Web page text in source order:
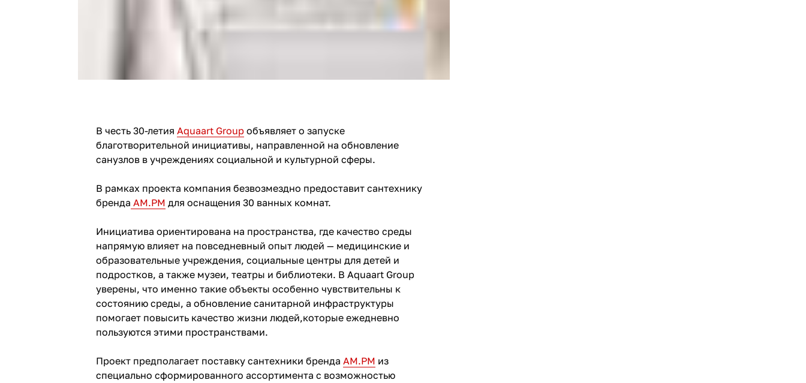
В честь 30-летия Aquaart Group объявляет о запуске
благотворительной инициативы, направленной на обновление
санузлов в учреждениях социальной и культурной сферы.
В рамках проекта компания безвозмездно предоставит сантехнику
бренда AM.PM для оснащения 30 ванных комнат.
Инициатива ориентирована на пространства, где качество среды
напрямую влияет на повседневный опыт людей — медицинские и
образовательные учреждения, социальные центры для детей и
подростков, а также музеи, театры и библиотеки. В Aquaart Group
уверены, что именно такие объекты особенно чувствительны к
состоянию среды, а обновление санитарной инфраструктуры
помогает повысить качество жизни людей,которые ежедневно
пользуются этими пространствами.
Проект предполагает поставку сантехники бренда AM.PM из
специально сформированного ассортимента с возможностью